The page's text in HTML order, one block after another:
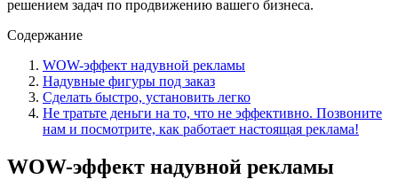
решением задач по продвижению вашего бизнеса.
Содержание
WOW-эффект надувной рекламы
Надувные фигуры под заказ
Сделать быстро, установить легко
Не тратьте деньги на то, что не эффективно. Позвоните
нам и посмотрите, как работает настоящая реклама!
WOW-эффект надувной рекламы